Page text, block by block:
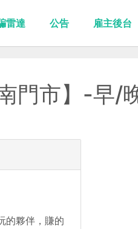
雷達 公告 雇主後台
門市】-早/
的夥伴，賺的